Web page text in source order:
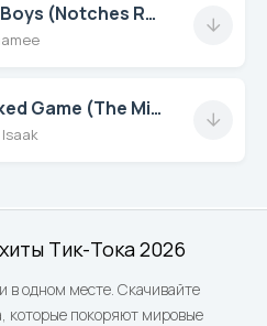
Тик-Тока 2026
в одном месте. Скачивайте
которые покоряют мировые
Bad Boys (Notches Remix)
Wicked Game (The Miami Beach Bears Cover)